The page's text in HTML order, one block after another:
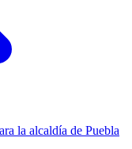
la alcaldía de Puebla